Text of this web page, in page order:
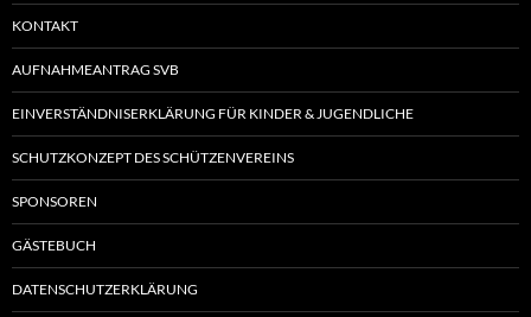
KONTAKT
AUFNAHMEANTRAG SVB
EINVERSTÄNDNISERKLÄRUNG FÜR KINDER & JUGENDLICHE
SCHUTZKONZEPT DES SCHÜTZENVEREINS
SPONSOREN
GÄSTEBUCH
DATENSCHUTZERKLÄRUNG